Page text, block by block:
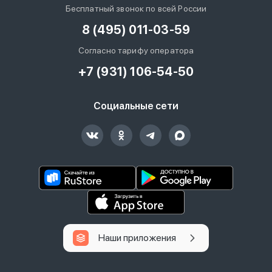
Бесплатный звонок по всей России
8 (495) 011-03-59
Согласно тарифу оператора
+7 (931) 106-54-50
Социальные сети
Наши приложения